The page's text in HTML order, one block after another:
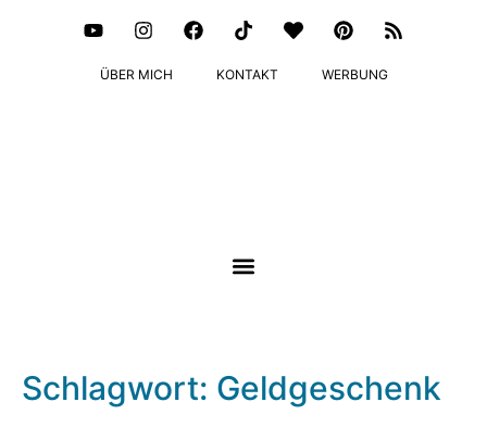
ÜBER MICH KONTAKT WERBUNG
Schlagwort: Geldgeschenk